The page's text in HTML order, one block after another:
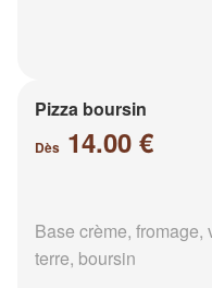
Pizza boursin
Dès 14.00 €
Base crème,
terre, boursin